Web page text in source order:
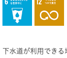
下水道が利用でき